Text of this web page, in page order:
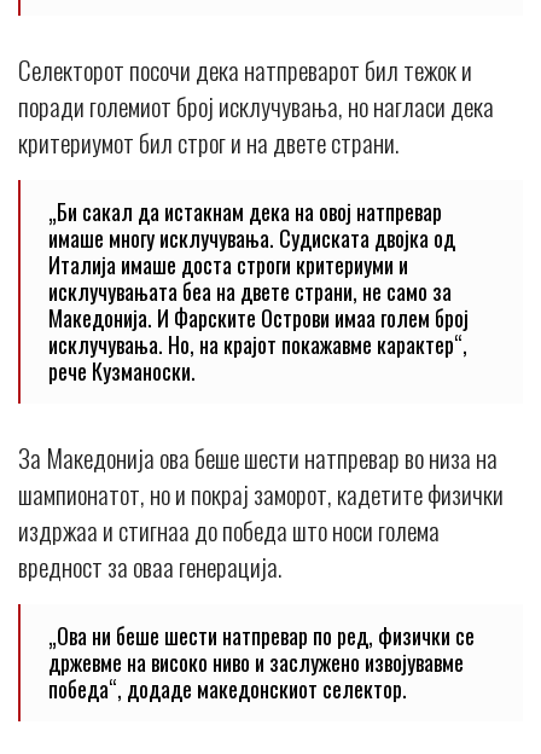
Селекторот посочи дека натпреварот бил тежок и
поради големиот број исклучувања, но нагласи дека
критериумот бил строг и на двете страни.
„Би сакал да истакнам дека на овој натпревар
имаше многу исклучувања. Судиската двојка од
Италија имаше доста строги критериуми и
исклучувањата беа на двете страни, не само за
Македонија. И Фарските Острови имаа голем број
исклучувања. Но, на крајот покажавме карактер“,
рече Кузманоски.
За Македонија ова беше шести натпревар во низа на
шампионатот, но и покрај заморот, кадетите физички
издржаа и стигнаа до победа што носи голема
вредност за оваа генерација.
„Ова ни беше шести натпревар по ред, физички се
држевме на високо ниво и заслужено извојувавме
победа“, додаде македонскиот селектор.